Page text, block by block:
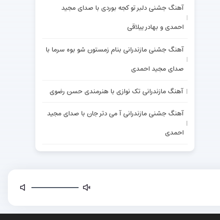
آهنگ جشنی دلبر تو کجه بوردی با صدای مجید
احمدی و بهادر ییلاقی
آهنگ جشنی مازندرانی بنام زمستون شو بوه سرما با
صدای مجید احمدی
آهنگ مازندرانی تک نوازی با هنرمندی حسن رضوی
آهنگ جشنی مازندرانی آ می دتر جان با صدای مجید
احمدی